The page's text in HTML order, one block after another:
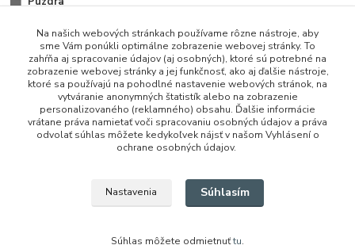
+421 948 229 224
Na našich webových stránkach používame rôzne nástroje, aby
sme Vám ponúkli optimálne zobrazenie webovej stránky. To
zahŕňa aj spracovanie údajov (aj osobných), ktoré sú potrebné na
zobrazenie webovej stránky a jej funkčnosť, ako aj ďalšie nástroje,
ktoré sa používajú na pohodlné nastavenie webových stránok, na
vytváranie anonymných štatistík alebo na zobrazenie
personalizovaného (reklamného) obsahu. Ďalšie informácie
vrátane práva namietať voči spracovaniu osobných údajov a práva
odvolať súhlas môžete kedykoľvek nájsť v našom Vyhlásení o
ochrane osobných údajov.
Nastavenia Súhlasím
Súhlas môžete odmietnuťtu.